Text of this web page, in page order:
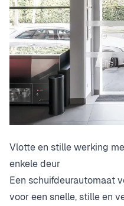
Vlotte en stille werking
enkele deur
Een schuifdeurautomaat
voor een snelle, stille en